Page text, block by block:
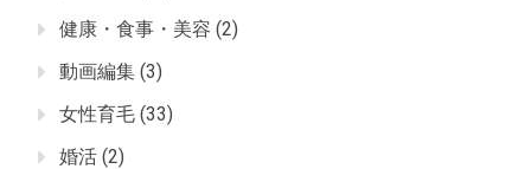
健康・食事・美容 (2)
動画編集 (3)
女性育毛 (33)
婚活 (2)